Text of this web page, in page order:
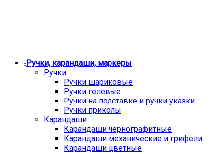
Ручки, карандаши, маркеры
Ручки
Ручки шариковые
Ручки гелевые
Ручки на подставке и ручки указки
Ручки приколы
Карандаши
Карандаши чернографитные
Карандаши механические и грифели
Карандаши цветные